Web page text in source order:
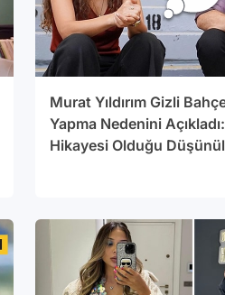
Murat Yıldırım Gizli
Yapma Nedenini
Hikayesi Olduğu